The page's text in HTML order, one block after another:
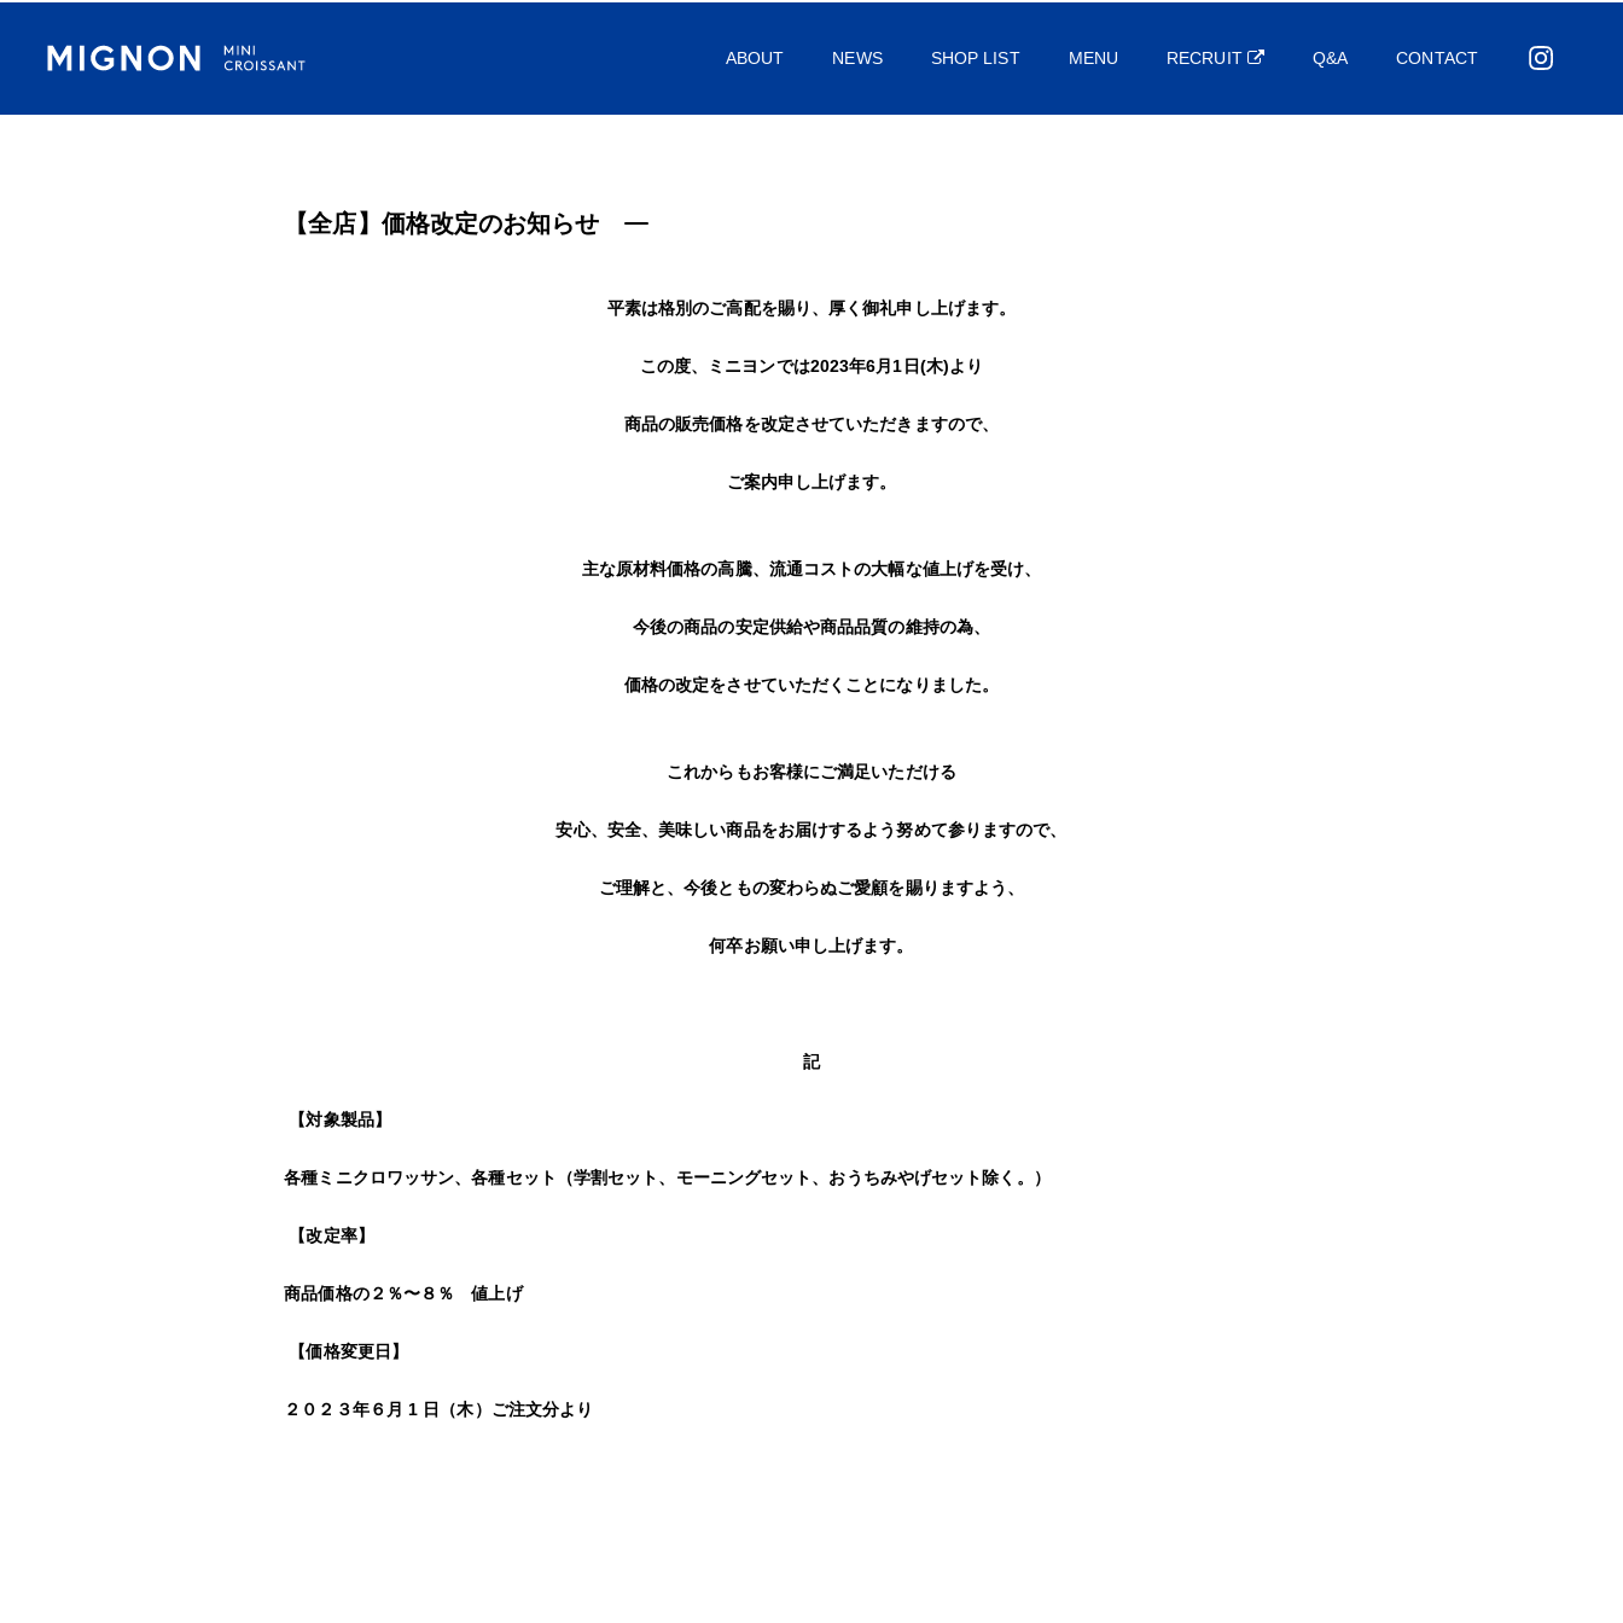
ABOUT NEWS SHOP LIST MENU RECRUIT Q&A CONTACT
【全店】価格改定のお知らせ
平素は格別のご高配を賜り、厚く御礼申し上げます。
この度、ミニヨンでは2023年6月1日(木)より
商品の販売価格を改定させていただきますので、
ご案内申し上げます。
主な原材料価格の高騰、流通コストの大幅な値上げを受け、
今後の商品の安定供給や商品品質の維持の為、
価格の改定をさせていただくことになりました。
これからもお客様にご満足いただける
安心、安全、美味しい商品をお届けするよう努めて参りますので、
ご理解と、今後ともの変わらぬご愛顧を賜りますよう、
何卒お願い申し上げます。
記
【対象製品】
各種ミニクロワッサン、各種セット（学割セット、モーニングセット、おうちみやげセット除く。）
【改定率】
商品価格の２％〜８％ 値上げ
【価格変更日】
２０２３年６月 1 日（木）ご注文分より